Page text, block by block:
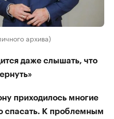
архива)
даже слышать, что
приходилось многие
спасать. К проблемным